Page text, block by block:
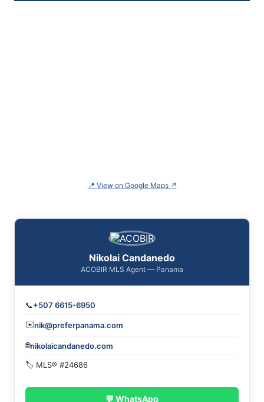
📍 View on Google Maps↗
Nikolai Candanedo
ACOBIR MLS Agent — Panama
📞+507 6615-6950
✉️nik@preferpanama.com
🌐nikolaicandanedo.com
🏷 MLS® #24686
💬 WhatsApp